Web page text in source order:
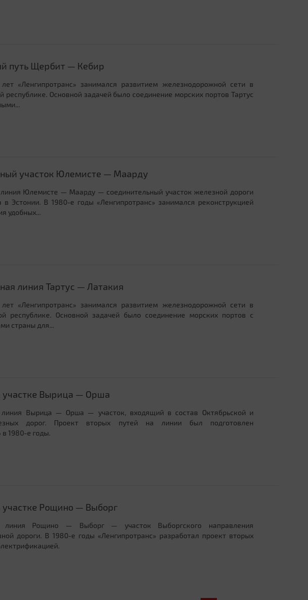
путь Щербит — Кебир
«Ленгипротранс» занимался развитием железнодорожной сети в
республике. Основной задачей было соединение морских портов Тартус
участок Юлемисте — Маарду
Юлемисте — Маарду — соединительный участок железной дороги
Эстонии. В 1980-е годы «Ленгипротранс» занимался реконструкцией
удобных...
линия Тартус — Латакия
«Ленгипротранс» занимался развитием железнодорожной сети в
республике. Основной задачей было соединение морских портов с
страны для...
участке Вырица — Орша
Вырица — Орша — участок, входящий в состав Октябрьской и
дорог. Проект вторых путей на линии был подготовлен
в 1980-е годы.
участке Рощино — Выборг
линия Рощино — Выборг — участок Выборгского направления
дороги. В 1980-е годы «Ленгипротранс» разработал проект вторых